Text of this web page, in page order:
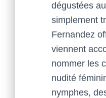
dégustées
simplement
Fernandez
viennent
nommer les
nudité
nymphes,